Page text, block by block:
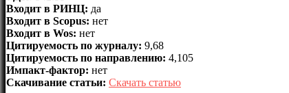
Входит в РИНЦ: да
Входит в Scopus: нет
Входит в Wos: нет
Цитируемость по журналу: 9,68
Цитируемость по направлению: 4,105
Импакт-фактор: нет
Скачивание статьи: Скачать статью